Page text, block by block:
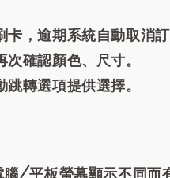
，逾期系統自動取消訂
確認顏色、尺寸。
轉選項提供選擇。
/平板螢幕顯示不同而